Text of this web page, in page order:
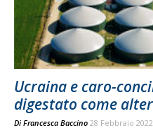
Ucraina e caro-
digestato come
Di Francesca Baccino 28 Febbraio 2022